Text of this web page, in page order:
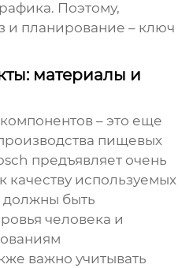
Поэтому,
и планирование – ключ
материалы и
– это еще
пищевых
предъявляет очень
качеству используемых
должны быть
человека и
важно учитывать